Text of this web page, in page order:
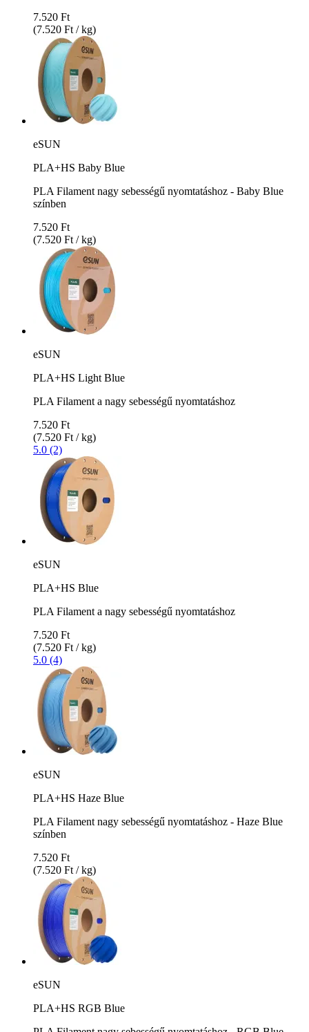
7.520 Ft
(7.520 Ft / kg)
eSUN
PLA+HS Baby Blue
PLA Filament nagy sebességű nyomtatáshoz - Baby Blue
színben
7.520 Ft
(7.520 Ft / kg)
eSUN
PLA+HS Light Blue
PLA Filament a nagy sebességű nyomtatáshoz
7.520 Ft
(7.520 Ft / kg)
5.0 (2)
eSUN
PLA+HS Blue
PLA Filament a nagy sebességű nyomtatáshoz
7.520 Ft
(7.520 Ft / kg)
5.0 (4)
eSUN
PLA+HS Haze Blue
PLA Filament nagy sebességű nyomtatáshoz - Haze Blue
színben
7.520 Ft
(7.520 Ft / kg)
eSUN
PLA+HS RGB Blue